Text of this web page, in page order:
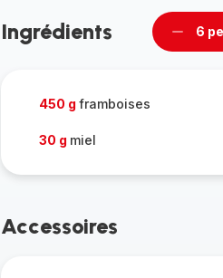
Ingrédients 6
450 g framboises
30 g miel
Accessoires